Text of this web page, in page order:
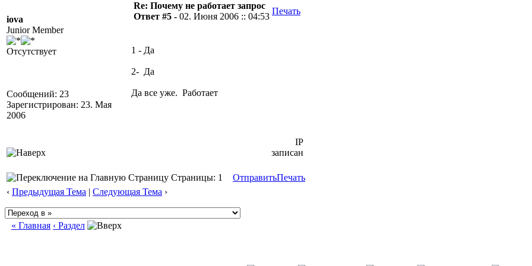
iova
Junior Member
Отсутствует
Сообщений: 23
Зарегистрирован: 23. Мая
2006
Re: Почему не работает запрос
Ответ #5 - 02. Июня 2006 :: 04:53
Печать
1 - Да
2- Да
Да все уже. Работает
IP
записан
Страницы: 1 ОтправитьПечать
‹ Предыдущая Тема | Следующая Тема ›
« Главная ‹ Раздел